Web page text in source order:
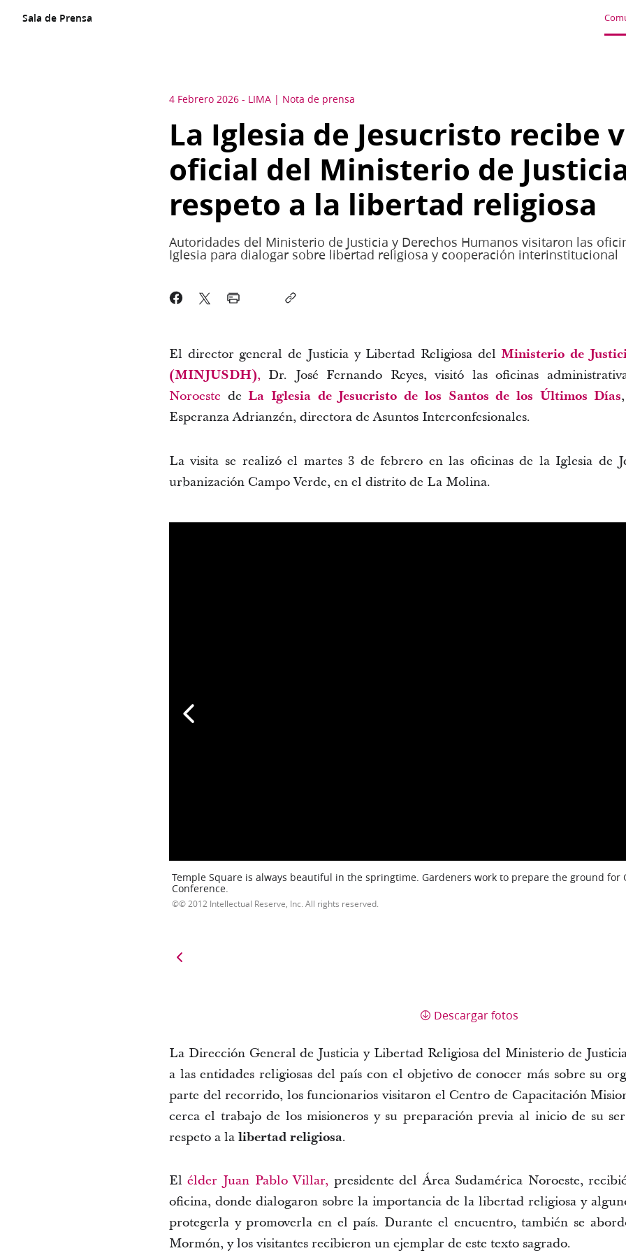
Sala de Prensa
4 Febrero 2026 - LIMA Nota de prensa
La Iglesia de Jesucristo recibe
oficial del Ministerio de
respeto a la libertad religiosa
Autoridades del Ministerio de Justicia y Derechos Humanos visitaron las
Iglesia para dialogar sobre libertad religiosa y cooperación interinstitucional
El director general de Justicia y Libertad Religiosa delMinisterio de
(MINJUSDH),Dr. José Fernando Reyes, visitó las oficinas
Noroeste deLa Iglesia de Jesucristo de los Santos de los Últimos Días
Esperanza Adrianzén, directora de Asuntos Interconfesionales.
La visita se realizó el martes 3 de febrero en las oficinas de la Iglesia de
urbanización Campo Verde, en el distrito de La Molina.
Temple Square is always beautiful in the springtime. Gardeners work to prepare the ground for
Conference.
© 2012 Intellectual Reserve, Inc. All rights reserved.
Descargar fotos
La Dirección General de Justicia y Libertad Religiosa del Ministerio de
a las entidades religiosas del país con el objetivo de conocer más sobre su
parte del recorrido, los funcionarios visitaron el Centro de Capacitación
cerca el trabajo de los misioneros y su preparación previa al inicio de su
respeto a la libertad religiosa.
Elélder Juan Pablo Villar, presidente del Área Sudamérica Noroeste,
oficina, donde dialogaron sobre la importancia de la libertad religiosa y
protegerla y promoverla en el país. Durante el encuentro, también se
Mormón, y los visitantes recibieron un ejemplar de este texto sagrado.